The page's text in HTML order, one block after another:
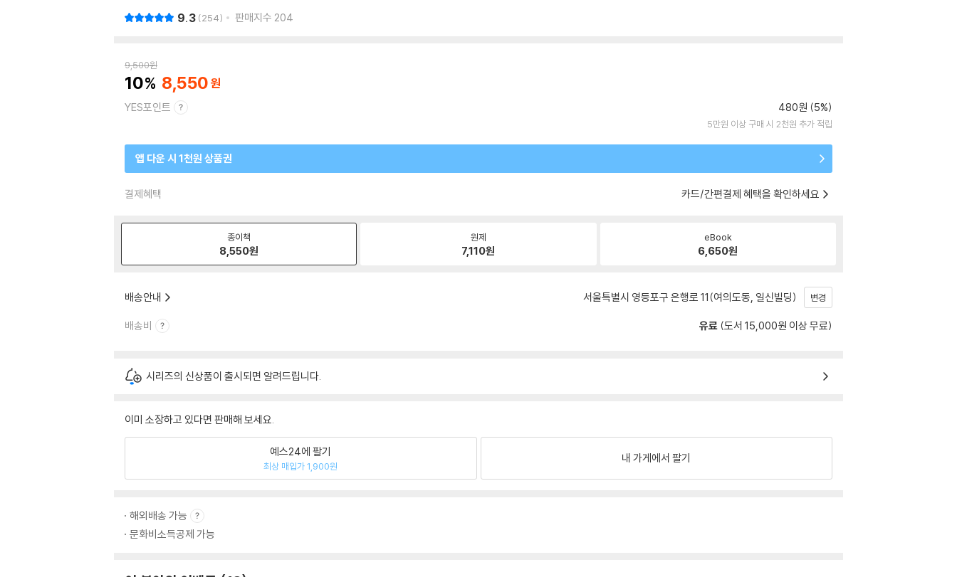
9.3 254 판매지수 204
9,500원
10 8,550
YES포인트 480원 (5%)
5만원 이상 구매 시 2천원 추가 적립
앱 다운 시 1천원 상품권
결제혜택 카드/간편결제 혜택을 확인하세요
종이책
8,550원
원제
7,110원
eBook
6,650원
배송안내 서울특별시 영등포구 은행로 11(여의도동, 일신빌딩) 변경
배송비 유료 (도서 15,000원 이상 무료)
시리즈의 신상품이 출시되면 알려드립니다.
이미 소장하고 있다면 판매해 보세요.
예스24에 팔기
최상 매입가 1,900원
내 가게에서 팔기
해외배송 가능
문화비소득공제 가능